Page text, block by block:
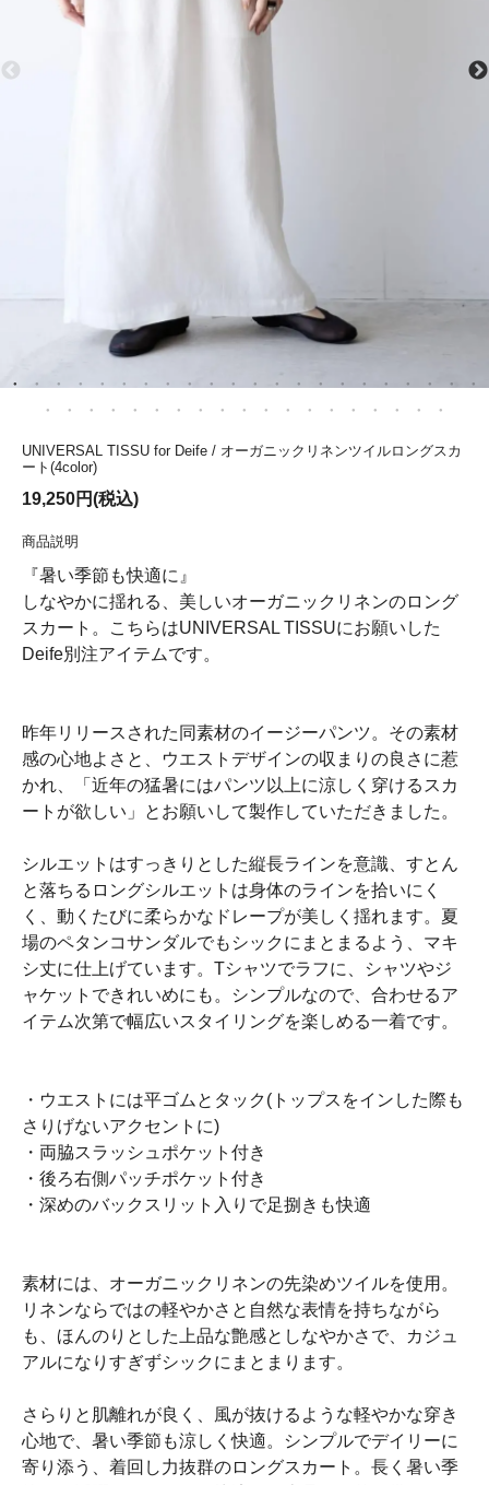
UNIVERSAL TISSU for Deife / オーガニックリネンツイルロングスカ
ート(4color)
19,250円(税込)
商品説明
『暑い季節も快適に』
しなやかに揺れる、美しいオーガニックリネンのロング
スカート。こちらはUNIVERSAL TISSUにお願いした
Deife別注アイテムです。
昨年リリースされた同素材のイージーパンツ。その素材
感の心地よさと、ウエストデザインの収まりの良さに惹
かれ、「近年の猛暑にはパンツ以上に涼しく穿けるスカ
ートが欲しい」とお願いして製作していただきました。
シルエットはすっきりとした縦長ラインを意識、すとん
と落ちるロングシルエットは身体のラインを拾いにく
く、動くたびに柔らかなドレープが美しく揺れます。夏
場のペタンコサンダルでもシックにまとまるよう、マキ
シ丈に仕上げています。Tシャツでラフに、シャツやジ
ャケットできれいめにも。シンプルなので、合わせるア
イテム次第で幅広いスタイリングを楽しめる一着です。
・ウエストには平ゴムとタック(トップスをインした際も
さりげないアクセントに)
・両脇スラッシュポケット付き
・後ろ右側パッチポケット付き
・深めのバックスリット入りで足捌きも快適
素材には、オーガニックリネンの先染めツイルを使用。
リネンならではの軽やかさと自然な表情を持ちながら
も、ほんのりとした上品な艶感としなやかさで、カジュ
アルになりすぎずシックにまとまります。
さらりと肌離れが良く、風が抜けるような軽やかな穿き
心地で、暑い季節も涼しく快適。シンプルでデイリーに
寄り添う、着回し力抜群のロングスカート。長く暑い季